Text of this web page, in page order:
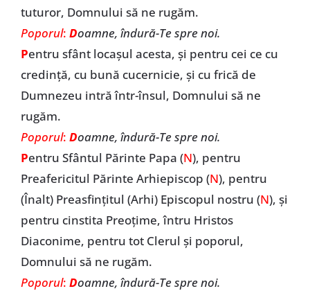
tuturor, Domnului să ne rugăm.
Poporul: Doamne, îndură-Te spre noi.
Pentru sfânt locașul acesta, și pentru cei ce cu
credință, cu bună cucernicie, și cu frică de
Dumnezeu intră într-însul, Domnului să ne
rugăm.
Poporul: Doamne, îndură-Te spre noi.
Pentru Sfântul Părinte Papa (N), pentru
Preafericitul Părinte Arhiepiscop (N), pentru
(Înalt) Preasfințitul (Arhi) Episcopul nostru (N), și
pentru cinstita Preoțime, întru Hristos
Diaconime, pentru tot Clerul și poporul,
Domnului să ne rugăm.
Poporul: Doamne, îndură-Te spre noi.